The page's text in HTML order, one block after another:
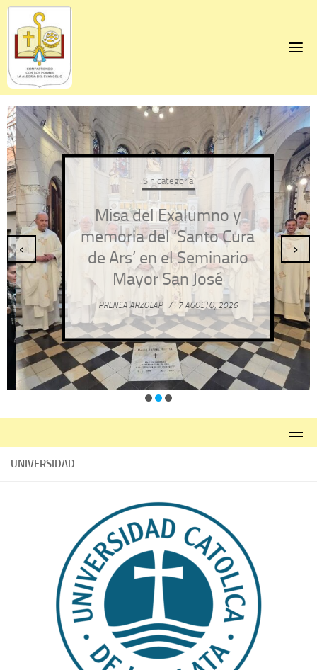
Skip
content
Sin categoría
Misa del Exalumno y
memoria del ‘Santo Cura
de Ars’ en el Seminario
Mayor San José
PRENSA ARZOLAP / 7 AGOSTO, 2026
‹ ›
UNIVERSIDAD